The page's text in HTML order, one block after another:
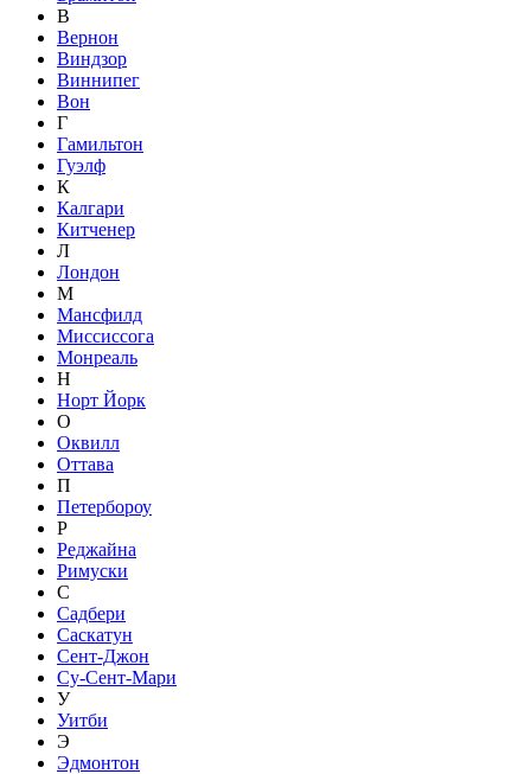
В
Вернон
Виндзор
Виннипег
Вон
Г
Гамильтон
Гуэлф
К
Калгари
Китченер
Л
Лондон
М
Мансфилд
Миссиссога
Монреаль
Н
Норт Йорк
О
Оквилл
Оттава
П
Петербороу
Р
Реджайна
Римуски
С
Садбери
Саскатун
Сент-Джон
Су-Сент-Мари
У
Уитби
Э
Эдмонтон